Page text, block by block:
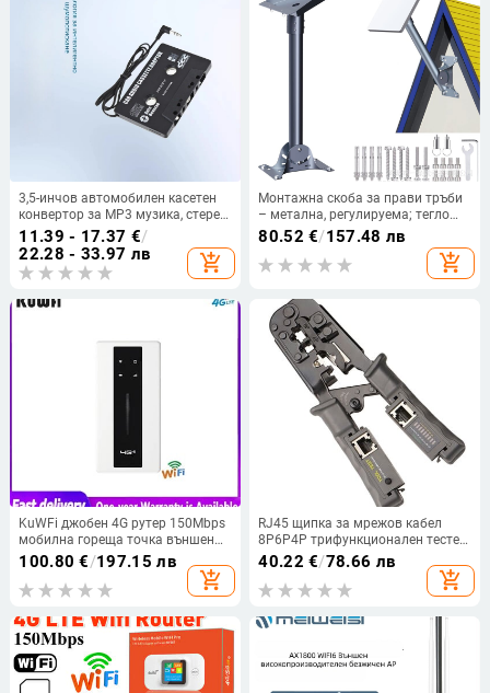
3,5-инчов автомобилен касетен
конвертор за MP3 музика, стерео
рекордер с интелигентно
шумоподаване
11.39 - 17.37 €/
22.28 - 33.97 лв
add_shopping_cart
Монтажна скоба за прави тръби
– метална, регулируема; тегло
1.8 кг, инструкции включени
80.52 €/157.48 лв
add_shopping_cart
KuWFi джобен 4G рутер 150Mbps
мобилна гореща точка външен
безжичен WiFi преносим модем
със слот за SIM карта RJ45
10000mAh батерия
100.80 €/197.15 лв
add_shopping_cart
RJ45 щипка за мрежов кабел
8P6P4P трифункционален тестер
инструмент с тресчотка стискане
на тел за пресоване мрежови
клещи
40.22 €/78.66 лв
add_shopping_cart